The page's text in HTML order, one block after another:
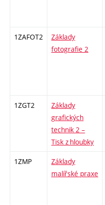
1ZAFOT2
Základy
fotografie 2
1ZGT2
Základy
grafických
technik 2 –
Tisk z hloubky
1ZMP
Základy
malířské praxe